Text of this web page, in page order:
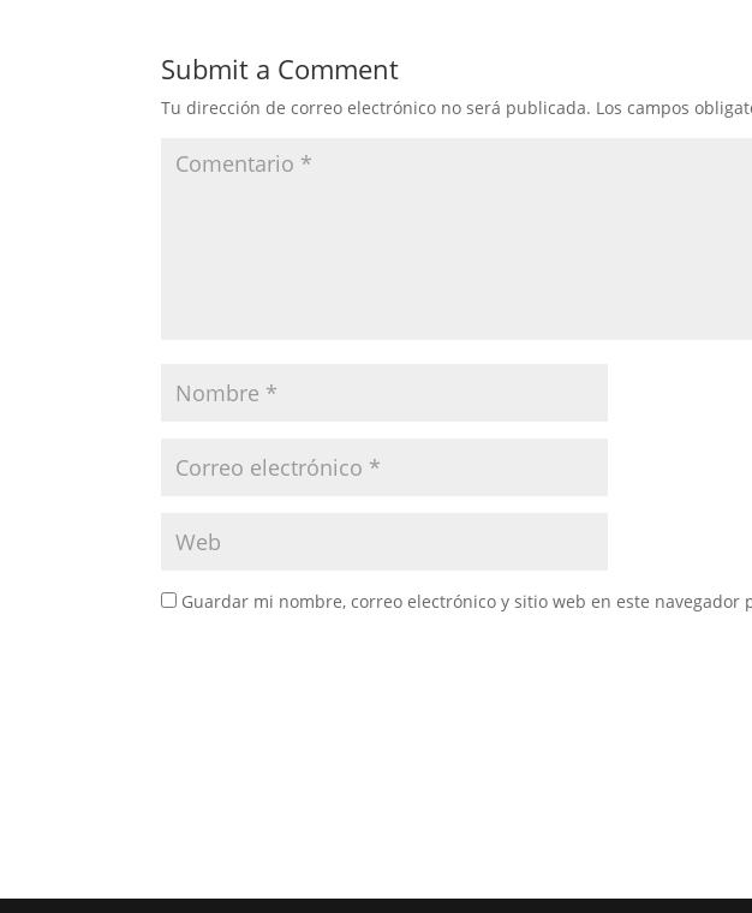
Submit a Comment
Tu dirección de correo electrónico no será publicada. Los campos
Guardar mi nombre, correo electrónico y sitio web en este